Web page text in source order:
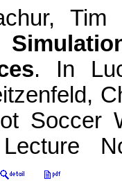
. In
Soccer